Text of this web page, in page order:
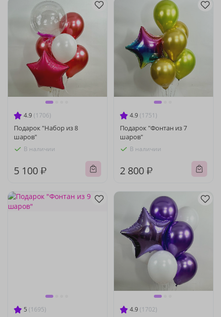
4.9 (1706)
Подарок "Набор из 8
шаров"
В наличии
5 100 ₽
4.9 (1751)
Подарок "Фонтан из 7
шаров"
В наличии
2 800 ₽
5 (1695) 4.9 (1702)